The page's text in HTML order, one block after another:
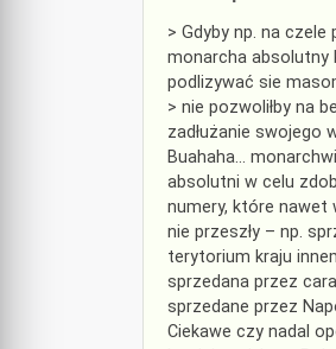
> Gdyby np. na czele
monarcha absolutny
podlizywać sie
> nie pozwoliłby na
zadłużanie swojego
Buahaha…
absolutni w celu
numery, które nawet
nie przeszły – np.
terytorium kraju
sprzedana przez
sprzedane przez
Ciekawe czy nadal